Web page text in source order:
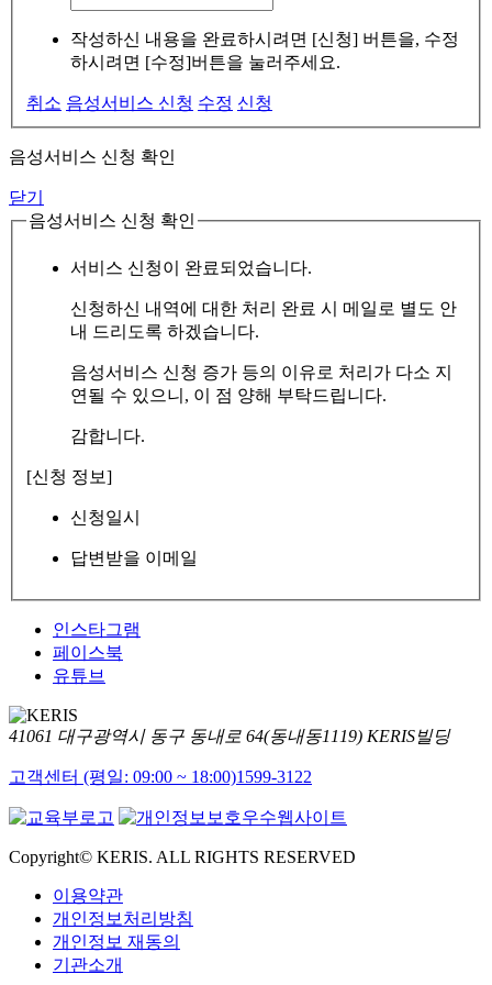
작성하신 내용을 완료하시려면 [신청] 버튼을, 수정
하시려면 [수정]버튼을 눌러주세요.
취소 음성서비스 신청 수정 신청
음성서비스 신청 확인
닫기
음성서비스 신청 확인
서비스 신청이 완료되었습니다.
신청하신 내역에 대한 처리 완료 시 메일로 별도 안
내 드리도록 하겠습니다.
음성서비스 신청 증가 등의 이유로 처리가 다소 지
연될 수 있으니, 이 점 양해 부탁드립니다.
감합니다.
[신청 정보]
신청일시
답변받을 이메일
인스타그램
페이스북
유튜브
41061 대구광역시 동구 동내로 64(동내동1119) KERIS빌딩
고객센터 (평일: 09:00 ~ 18:00)1599-3122
Copyright© KERIS. ALL RIGHTS RESERVED
이용약관
개인정보처리방침
개인정보 재동의
기관소개